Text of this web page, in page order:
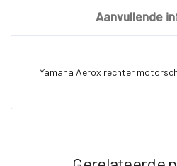
Aanvullende
Yamaha Aerox rechter